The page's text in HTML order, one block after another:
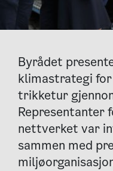
Byrådet
klimastrategi
trikketur
Representanter
nettverket var
sammen med